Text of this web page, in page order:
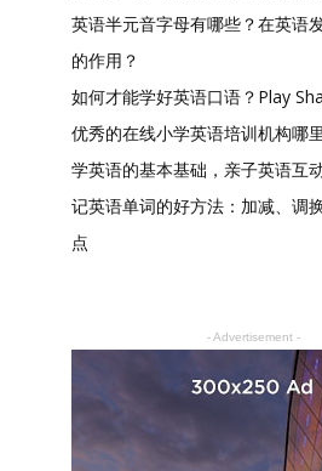
英语半元音字母有哪些？在英语
的作用？
如何才能学好英语口语？Play
优秀的在线小学英语培训机构哪
学英语的基本基础，亲子英语互
记英语单词的好方法：加减、调
点
- Advertisement -